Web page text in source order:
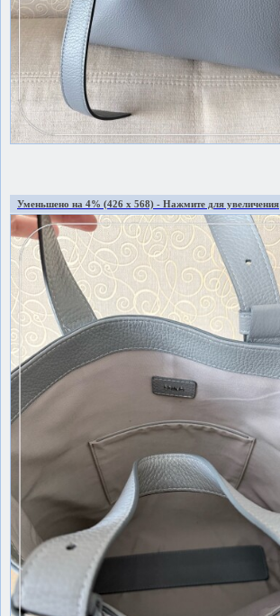
Уменьшено на 4% (426 x 568) - Нажмите для увеличения